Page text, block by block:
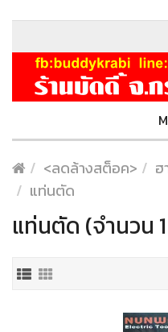
<ลดล้างสต็อค>
ฮ
แท่นตัด
แท่นตัด (จำนวน